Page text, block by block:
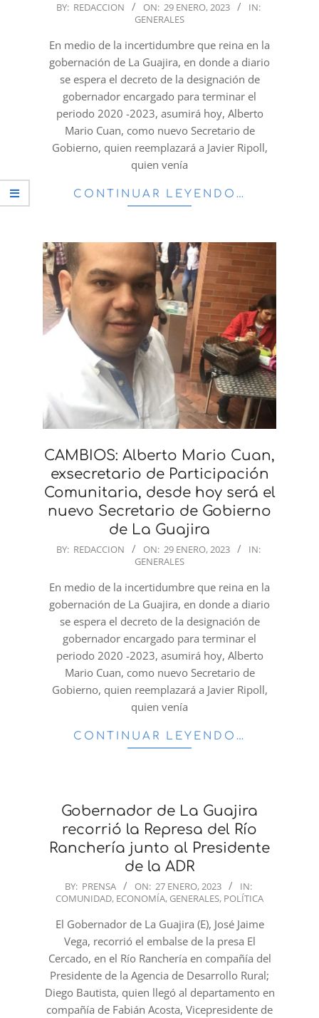
2023-
29
BY: REDACCION ON: 29 ENERO, 2023
IN:
GENERALES
En medio de la incertidumbre que reina en la
gobernación de La Guajira, en donde a diario
se espera el decreto de la designación de
gobernador encargado para terminar el
periodo 2020 -2023, asumirá hoy, Alberto
Mario Cuan, como nuevo Secretario de
Gobierno, quien reemplazará a Javier Ripoll,
quien venía
CONTINUAR LEYENDO…
CAMBIOS: Alberto Mario Cuan,
exsecretario de Participación
Comunitaria, desde hoy será el
nuevo Secretario de Gobierno
de La Guajira
2023-
29
BY: REDACCION ON: 29 ENERO, 2023
IN:
GENERALES
En medio de la incertidumbre que reina en la
gobernación de La Guajira, en donde a diario
se espera el decreto de la designación de
gobernador encargado para terminar el
periodo 2020 -2023, asumirá hoy, Alberto
Mario Cuan, como nuevo Secretario de
Gobierno, quien reemplazará a Javier Ripoll,
quien venía
CONTINUAR LEYENDO…
Gobernador de La Guajira
recorrió la Represa del Río
Ranchería junto al Presidente
de la ADR
2023-
01-
BY: PRENSA ON: 27 ENERO, 2023
IN:
COMUNIDAD, ECONOMÍA, GENERALES, POLÍTICA
El Gobernador de La Guajira (E), José Jaime
Vega, recorrió el embalse de la presa El
Cercado, en el Río Ranchería en compañía del
Presidente de la Agencia de Desarrollo Rural;
Diego Bautista, quien llegó al departamento en
compañía de Fabián Acosta, Vicepresidente de